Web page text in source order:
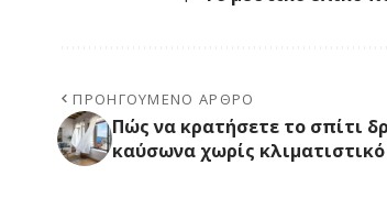
ΠΡΟΗΓΟΎΜΕΝΟ ΆΡΘΡΟ
Πώς να κρατήσετε το σπίτι
καύσωνα χωρίς κλιματιστικό